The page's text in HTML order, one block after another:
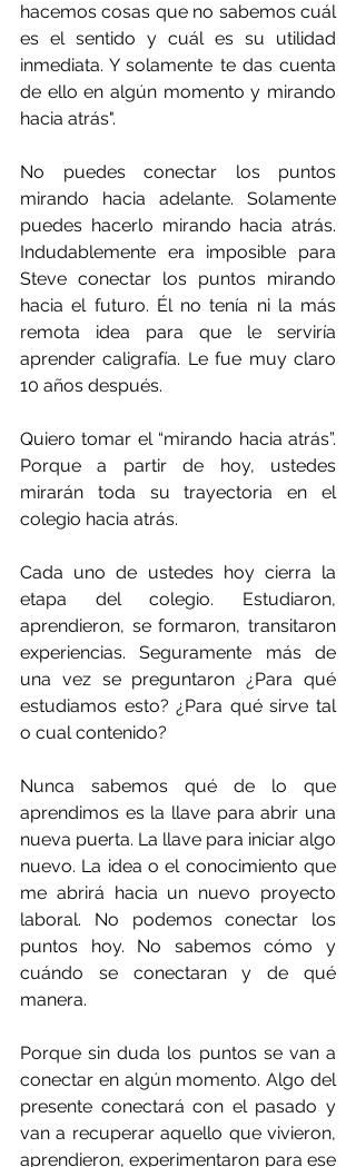
hacemos cosas que no sabemos cuál
es el sentido y cuál es su utilidad
inmediata. Y solamente te das cuenta
de ello en algún momento y mirando
hacia atrás".
No puedes conectar los puntos
mirando hacia adelante. Solamente
puedes hacerlo mirando hacia atrás.
Indudablemente era imposible para
Steve conectar los puntos mirando
hacia el futuro. Él no tenía ni la más
remota idea para que le serviría
aprender caligrafía. Le fue muy claro
10 años después.
Quiero tomar el “mirando hacia atrás”.
Porque a partir de hoy, ustedes
mirarán toda su trayectoria en el
colegio hacia atrás.
Cada uno de ustedes hoy cierra la
etapa del colegio. Estudiaron,
aprendieron, se formaron, transitaron
experiencias. Seguramente más de
una vez se preguntaron ¿Para qué
estudiamos esto? ¿Para qué sirve tal
o cual contenido?
Nunca sabemos qué de lo que
aprendimos es la llave para abrir una
nueva puerta. La llave para iniciar algo
nuevo. La idea o el conocimiento que
me abrirá hacia un nuevo proyecto
laboral. No podemos conectar los
puntos hoy. No sabemos cómo y
cuándo se conectaran y de qué
manera.
Porque sin duda los puntos se van a
conectar en algún momento. Algo del
presente conectará con el pasado y
van a recuperar aquello que vivieron,
aprendieron, experimentaron para ese